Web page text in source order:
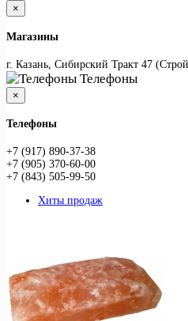
×
Магазины
г. Казань, Сибирский Тракт 47
Телефоны
×
Телефоны
+7 (917) 890-37-38
+7 (905) 370-60-00
+7 (843) 505-99-50
Хиты продаж